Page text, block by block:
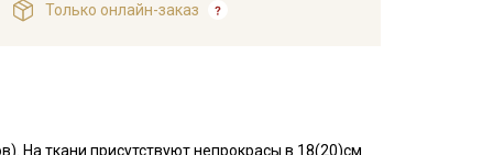
Только онлайн-заказ
На ткани присутствуют непрокрасы в 18(20)см